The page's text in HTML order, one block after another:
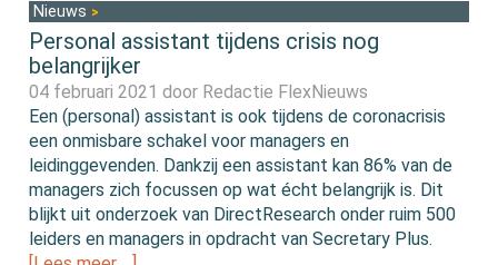
Nieuws
Personal assistant tijdens crisis nog
belangrijker
04 februari 2021 door Redactie FlexNieuws
Een (personal) assistant is ook tijdens de coronacrisis
een onmisbare schakel voor managers en
leidinggevenden. Dankzij een assistant kan 86% van de
managers zich focussen op wat écht belangrijk is. Dit
blijkt uit onderzoek van DirectResearch onder ruim 500
leiders en managers in opdracht van Secretary Plus.